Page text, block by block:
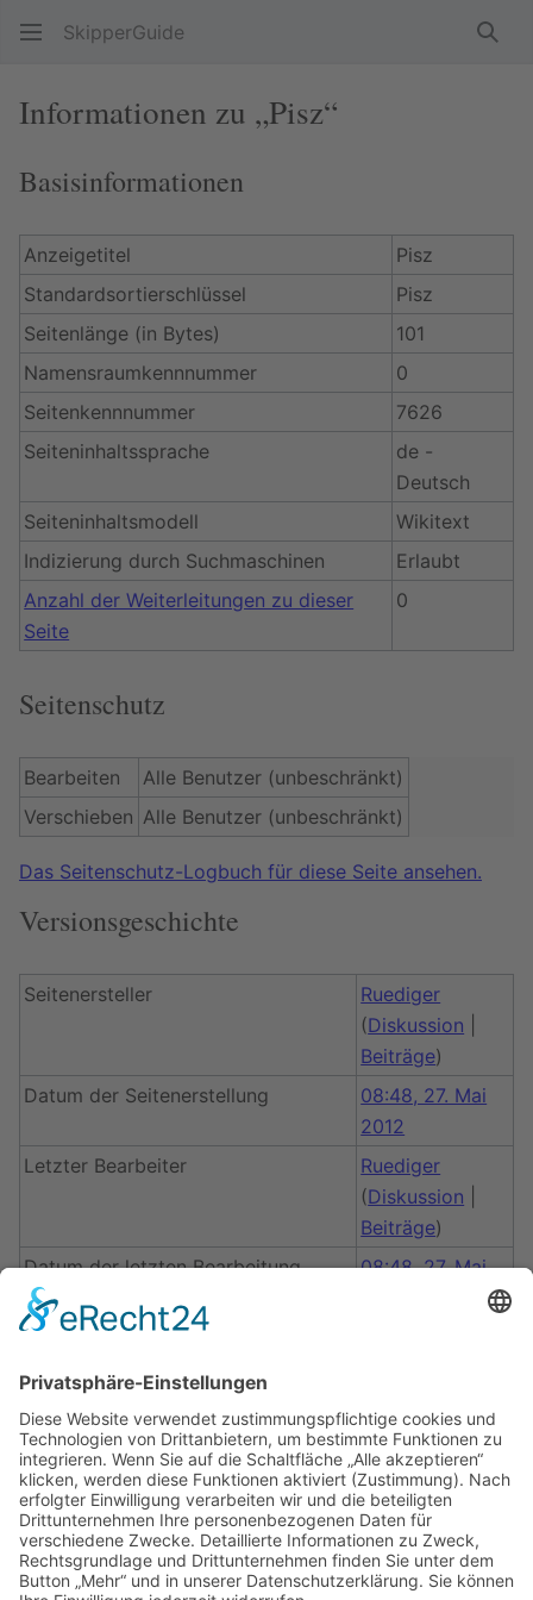
SkipperGuide
Informationen zu „Pisz“
Basisinformationen
Anzeigetitel
Pisz
Standardsortierschlüssel
Pisz
Seitenlänge (in Bytes)
101
Namensraumkennnummer
0
Seitenkennnummer
7626
Seiteninhaltssprache
de -
Deutsch
Seiteninhaltsmodell
Wikitext
Indizierung durch Suchmaschinen
Erlaubt
Anzahl der Weiterleitungen zu dieser
Seite
0
Seitenschutz
Bearbeiten
Alle Benutzer (unbeschränkt)
Verschieben Alle Benutzer (unbeschränkt)
Das Seitenschutz-Logbuch für diese Seite ansehen.
Versionsgeschichte
Seitenersteller
Ruediger
(Diskussion
Beiträge)
Datum der Seitenerstellung
08:48, 27. Mai
2012
Letzter Bearbeiter
Ruediger
(Diskussion
Beiträge)
Datum der letzten Bearbeitung
08:48, 27. Mai
Gesamtzahl der Bearbeitungen
Gesamtzahl unterschiedlicher
Autoren
Anzahl der kürzlich erfolgten
Bearbeitungen (in den letzten 90
Tagen)
0
Anzahl unterschiedlicher Autoren
der kürzlich erfolgten
0